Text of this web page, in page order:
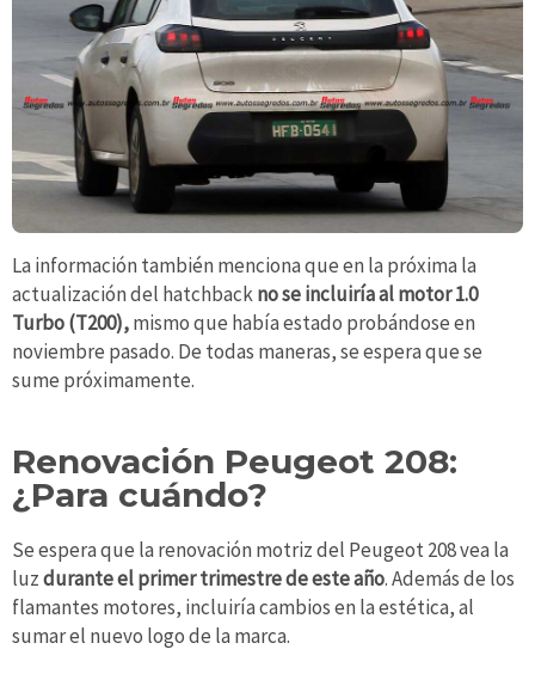
La información también menciona que en la próxima la
actualización del hatchbackno se incluiría al motor 1.0
Turbo (T200),mismo que había estado probándose en
noviembre pasado. De todas maneras, se espera que se
sume próximamente.
Renovación Peugeot 208:
¿Para cuándo?
Se espera que la renovación motriz del Peugeot 208 vea la
luzdurante el primer trimestre de este año. Además de los
flamantes motores, incluiría cambios en la estética, al
sumar el nuevo logo de la marca.